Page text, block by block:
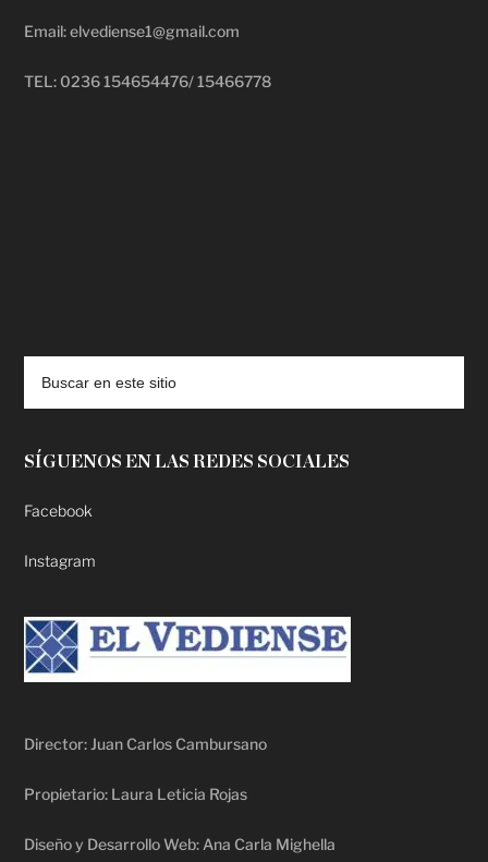
Email: elvediense1@gmail.com
TEL: 0236 154654476/ 15466778
SÍGUENOS EN LAS REDES SOCIALES
Facebook
Instagram
Director: Juan Carlos Cambursano
Propietario: Laura Leticia Rojas
Diseño y Desarrollo Web: Ana Carla Mighella